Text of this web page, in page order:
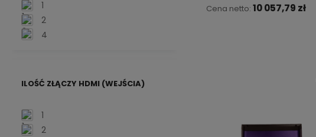
1
2
4
ILOŚĆ ZŁĄCZY HDMI (WEJŚCIA)
1
2
Cena netto: 10 057,79 zł